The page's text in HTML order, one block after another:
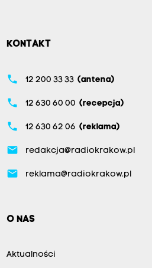
KONTAKT
phone 12 200 33 33 (antena)
phone 12 630 60 00 (recepcja)
phone 12 630 62 06 (reklama)
email redakcja@radiokrakow.pl
email reklama@radiokrakow.pl
O NAS
Aktualności